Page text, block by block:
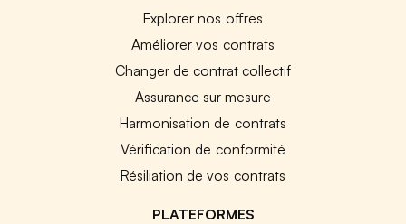
Explorer nos offres
Améliorer vos contrats
Changer de contrat collectif
Assurance sur mesure
Harmonisation de contrats
Vérification de conformité
Résiliation de vos contrats
PLATEFORMES